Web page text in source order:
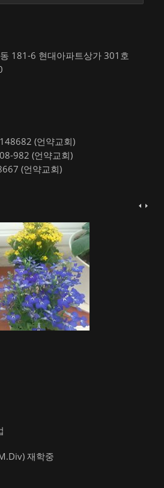
181-6 현대아파트상가 301호
(언약교회)
982 (언약교회)
(언약교회)
재학중